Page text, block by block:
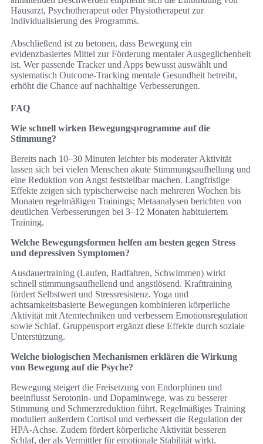
Hausarzt, Psychotherapeut oder Physiotherapeut zur
Individualisierung des Programms.
Abschließend ist zu betonen, dass Bewegung ein
evidenzbasiertes Mittel zur Förderung mentaler Ausgeglichenheit
ist. Wer passende Tracker und Apps bewusst auswählt und
systematisch Outcome-Tracking mentale Gesundheit betreibt,
erhöht die Chance auf nachhaltige Verbesserungen.
FAQ
Wie schnell wirken Bewegungsprogramme auf die
Stimmung?
Bereits nach 10–30 Minuten leichter bis moderater Aktivität
lassen sich bei vielen Menschen akute Stimmungsaufhellung und
eine Reduktion von Angst feststellbar machen. Langfristige
Effekte zeigen sich typischerweise nach mehreren Wochen bis
Monaten regelmäßigen Trainings; Metaanalysen berichten von
deutlichen Verbesserungen bei 3–12 Monaten habituiertem
Training.
Welche Bewegungsformen helfen am besten gegen Stress
und depressiven Symptomen?
Ausdauertraining (Laufen, Radfahren, Schwimmen) wirkt
schnell stimmungsaufhellend und angstlösend. Krafttraining
fördert Selbstwert und Stressresistenz. Yoga und
achtsamkeitsbasierte Bewegungen kombinieren körperliche
Aktivität mit Atemtechniken und verbessern Emotionsregulation
sowie Schlaf. Gruppensport ergänzt diese Effekte durch soziale
Unterstützung.
Welche biologischen Mechanismen erklären die Wirkung
von Bewegung auf die Psyche?
Bewegung steigert die Freisetzung von Endorphinen und
beeinflusst Serotonin- und Dopaminwege, was zu besserer
Stimmung und Schmerzreduktion führt. Regelmäßiges Training
moduliert außerdem Cortisol und verbessert die Regulation der
HPA‑Achse. Zudem fördert körperliche Aktivität besseren
Schlaf, der als Vermittler für emotionale Stabilität wirkt.